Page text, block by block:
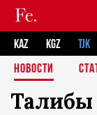
KAZ KGZ TJK
НОВОСТИ
Талибы